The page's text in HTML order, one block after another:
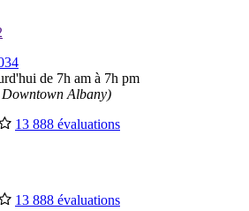
de 7h am à 7h pm
Downtown Albany)
13 888 évaluations
13 888 évaluations